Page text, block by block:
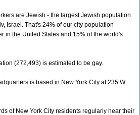
are Jewish - the largest Jewish population
Israel. That's 24% of our city population
in the United States and 15% of the world's
(272,493) is estimated to be gay.
is based in New York City at 235 W.
of New York City residents regularly hear their